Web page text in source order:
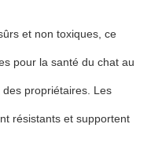
et non toxiques, ce
pour la santé du chat au
propriétaires. Les
résistants et supportent